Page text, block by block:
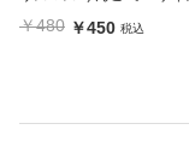
￥480 ￥450 税込